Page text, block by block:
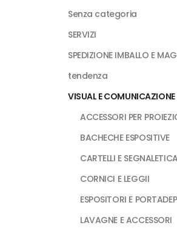
Senza categoria
SERVIZI
SPEDIZIONE IMBALLO E
tendenza
VISUAL E COMUNICAZIONE
ACCESSORI PER
BACHECHE ESPOSITIVE
CARTELLI E SEGNALETICA
CORNICI E LEGGII
ESPOSITORI E
LAVAGNE E ACCESSORI